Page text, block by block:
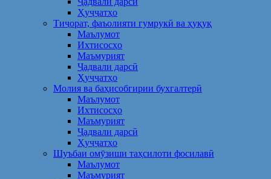
Ҳуҷҷатҳо
Тиҷорат, фаъолияти гумрукӣ ва ҳуқуқ
Маълумот
Ихтисосҳо
Маъмурият
Ҷадвали дарсӣ
Ҳуҷҷатҳо
Молия ва баҳисобгирии бухгалтерӣ
Маълумот
Ихтисосҳо
Маъмурият
Ҷадвали дарсӣ
Ҳуҷҷатҳо
Шуъбаи омӯзиши таҳсилоти фосилавӣ
Маълумот
Маъмурият